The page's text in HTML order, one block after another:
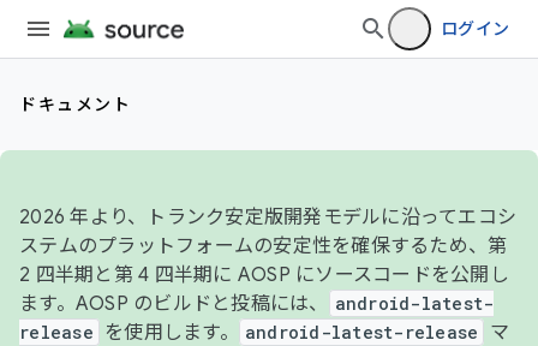
ログイン
ドキュメント
2026 年より、トランク安定版開発モデルに沿ってエコシ
ステムのプラットフォームの安定性を確保するため、第
2 四半期と第 4 四半期に AOSP にソースコードを公開し
ます。AOSP のビルドと投稿には、
android-latest-
release
を使用します。 android-latest-release
マ